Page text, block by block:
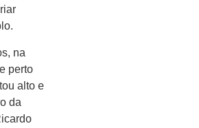
na
perto
alto e
da